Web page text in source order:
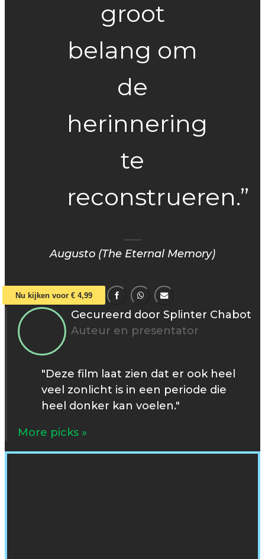
groot
belang om
de
herinnering
te
reconstrueren.”
Augusto (The Eternal Memory)
Nu kijken voor € 4,99
Gecureerd door Splinter Chabot
Auteur en presentator
"Deze film laat zien dat er ook heel
veel zonlicht is in een periode die
heel donker kan voelen."
More picks